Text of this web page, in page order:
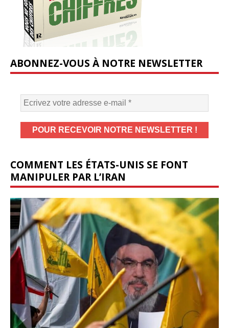
ABONNEZ-VOUS À NOTRE NEWSLETTER
COMMENT LES ÉTATS-UNIS SE FONT
MANIPULER PAR L’IRAN